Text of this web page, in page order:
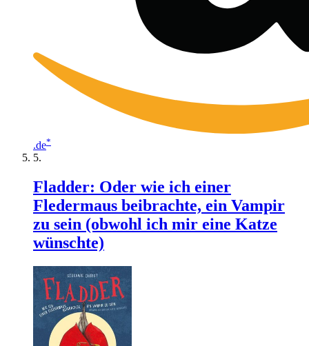
.de*
Fladder: Oder wie ich einer
Fledermaus beibrachte, ein Vampir
zu sein (obwohl ich mir eine Katze
wünschte)